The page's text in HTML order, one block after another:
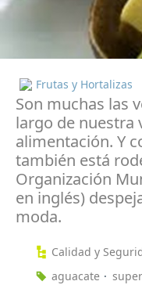
Frutas y Hortalizas
Son muchas las
largo de nuestra
alimentación. Y
también está
Organización
en inglés)
moda.
Calidad y
aguacate